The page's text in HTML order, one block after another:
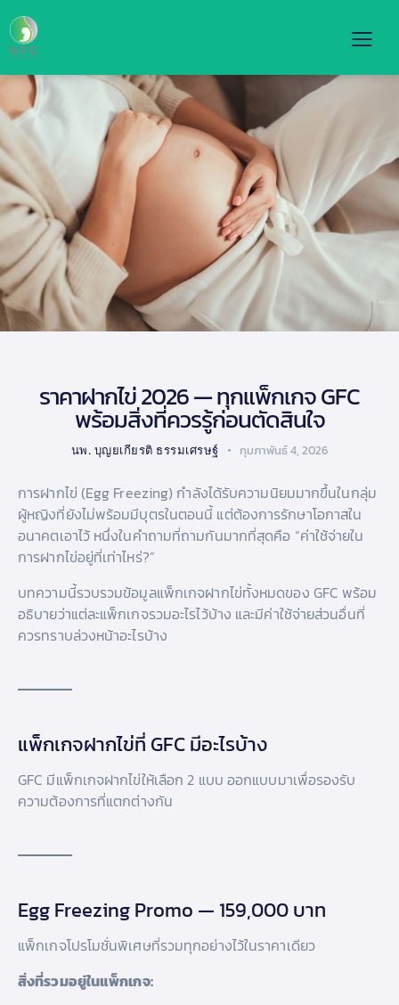
ราคาฝากไข่ 2026 — ทุกแพ็กเกจ GFC
พร้อมสิ่งที่ควรรู้ก่อนตัดสินใจ
นพ. บุญยเกียรติ ธรรมเศรษฐ์ กุมภาพันธ์ 4, 2026
การฝากไข่ (Egg Freezing) กำลังได้รับความนิยมมากขึ้นในกลุ่ม
ผู้หญิงที่ยังไม่พร้อมมีบุตรในตอนนี้ แต่ต้องการรักษาโอกาสใน
อนาคตเอาไว้ หนึ่งในคำถามที่ถามกันมากที่สุดคือ “ค่าใช้จ่ายใน
การฝากไข่อยู่ที่เท่าไหร่?”
บทความนี้รวบรวมข้อมูลแพ็กเกจฝากไข่ทั้งหมดของ GFC พร้อม
อธิบายว่าแต่ละแพ็กเกจรวมอะไรไว้บ้าง และมีค่าใช้จ่ายส่วนอื่นที่
ควรทราบล่วงหน้าอะไรบ้าง
แพ็กเกจฝากไข่ที่ GFC มีอะไรบ้าง
GFC มีแพ็กเกจฝากไข่ให้เลือก 2 แบบ ออกแบบมาเพื่อรองรับ
ความต้องการที่แตกต่างกัน
Egg Freezing Promo — 159,000 บาท
แพ็กเกจโปรโมชั่นพิเศษที่รวมทุกอย่างไว้ในราคาเดียว
สิ่งที่รวมอยู่ในแพ็กเกจ: